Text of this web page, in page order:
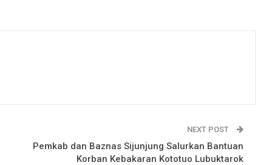
NEXT POST
Pemkab dan Baznas Sijunjung Salurkan Bantuan
Korban Kebakaran Kototuo Lubuktarok